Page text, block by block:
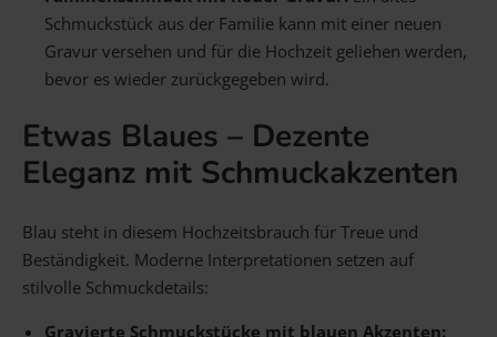
Schmuckstück aus der Familie kann mit einer neuen
Gravur versehen und für die Hochzeit geliehen werden,
bevor es wieder zurückgegeben wird.
Etwas Blaues – Dezente
Eleganz mit Schmuckakzenten
Blau steht in diesem Hochzeitsbrauch für Treue und
Beständigkeit. Moderne Interpretationen setzen auf
stilvolle Schmuckdetails:
Gravierte Schmuckstücke mit blauen Akzenten: